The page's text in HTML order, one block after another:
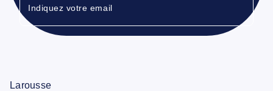
Indiquez votre email
Larousse